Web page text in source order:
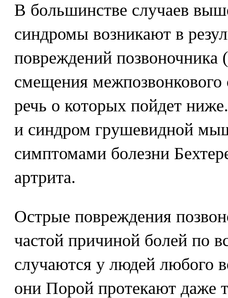
В большинстве случаев
синдромы возникают в
повреждений
смещения межпозвонкового
речь о которых пойдет
и синдром грушевидной
симптомами болезни
артрита.
Острые повреждения
частой причиной болей по
случаются у людей любого
они Порой протекают даже